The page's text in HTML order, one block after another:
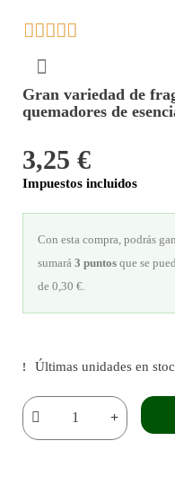

Gran variedad de
quemadores de
3,25 €
Impuestos incluidos
Con esta compra, podrás
sumará 3 puntos que se
de 0,30 €
Últimas unidades en